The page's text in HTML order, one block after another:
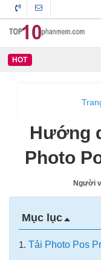
HOT
Hướng
Photo
Người
Mục lục
1. Tải Photo Pos